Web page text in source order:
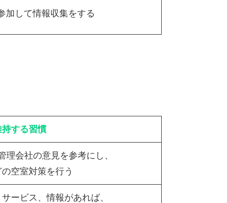
加して情報収集をする
する習慣
理会社の意見を参考にし、
空室対策を行う
ービス、情報があれば、